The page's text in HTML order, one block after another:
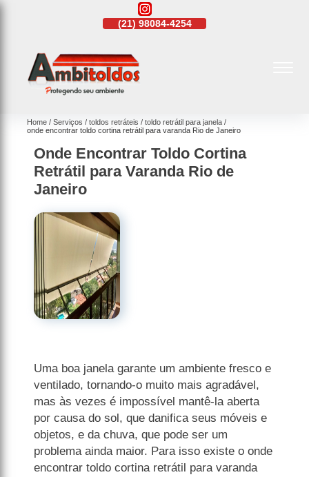
(21) 98084-4254
Home Serviços toldos retráteis
toldo retrátil para janela
onde encontrar toldo cortina retrátil para varanda Rio de Janeiro
Onde Encontrar Toldo Cortina
Retrátil para Varanda Rio de
Janeiro
Uma boa janela garante um ambiente fresco e
ventilado, tornando-o muito mais agradável,
mas às vezes é impossível mantê-la aberta
por causa do sol, que danifica seus móveis e
objetos, e da chuva, que pode ser um
problema ainda maior. Para isso existe o onde
encontrar toldo cortina retrátil para varanda